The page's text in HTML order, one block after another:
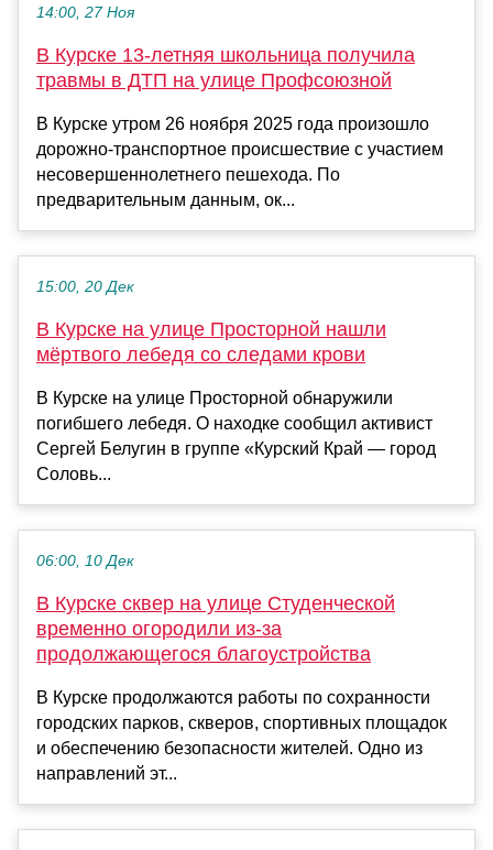
14:00, 27 Ноя
В Курске 13-летняя школьница получила
травмы в ДТП на улице Профсоюзной
В Курске утром 26 ноября 2025 года произошло
дорожно-транспортное происшествие с участием
несовершеннолетнего пешехода. По
предварительным данным, ок...
15:00, 20 Дек
В Курске на улице Просторной нашли
мёртвого лебедя со следами крови
В Курске на улице Просторной обнаружили
погибшего лебедя. О находке сообщил активист
Сергей Белугин в группе «Курский Край — город
Соловь...
06:00, 10 Дек
В Курске сквер на улице Студенческой
временно огородили из-за
продолжающегося благоустройства
В Курске продолжаются работы по сохранности
городских парков, скверов, спортивных площадок
и обеспечению безопасности жителей. Одно из
направлений эт...